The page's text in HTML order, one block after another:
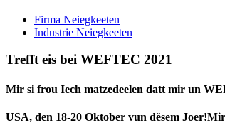
Firma Neiegkeeten
Industrie Neiegkeeten
Trefft eis bei WEFTEC 2021
Mir si frou Iech matzedeelen datt mir un
USA, den 18-20 Oktober vun dësem